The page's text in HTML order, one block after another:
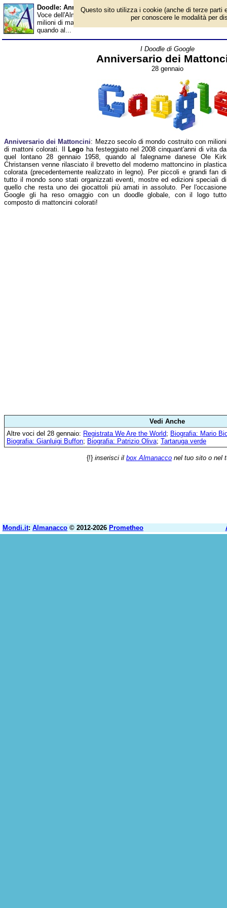
Doodle: Anniversario dei Mattoncini - Almanacco
Voce dell'Almanacco del 28 gennaio, per la rubrica 'I Doodle di
milioni di mattoni colorati. Il Lego ha festeggiato nel 2008
quando al...
I Doodle di Google
Anniversario dei
28 gennaio
Anniversario dei Mattoncini: Mezzo secolo di mondo costruito con milioni
di mattoni colorati. Il
Legoha festeggiato nel 2008 cinquant'anni di vita da
quel lontano 28 gennaio 1958, quando al falegname danese Ole Kirk
Christansen venne rilasciato il brevetto del moderno mattoncino in plastica
colorata (precedentemente realizzato in legno). Per piccoli e grandi fan di
tutto il mondo sono stati organizzati eventi, mostre ed edizioni speciali di
quello che resta uno dei giocattoli più amati in assoluto. Per l'occasione
Google gli ha reso omaggio con un doodle globale, con il logo tutto
composto di mattoncini colorati!
Vedi Anche
Altre voci del 28 gennaio: Registrata We Are the World; Biografia: Mario
Biografia: Gianluigi Buffon; Biografia: Patrizio Oliva; Tartaruga verde
{!} inserisci il box Almanacco nel tuo sito o nel
Mondi.it: Almanacco © 2012-2026 Prometheo
Questo sito utilizza i cookie (anche di terze parti
per conoscere le modalità per